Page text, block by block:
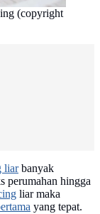
(copyright
liarbanyak
perumahan hingga
liar maka
yang tepat.